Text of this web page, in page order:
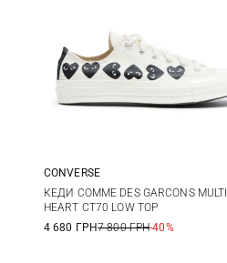
8 8,5 9
CONVERSE
КЕДИ COMME DES GARCONS MULTI
HEART CT70 LOW TOP
4 680 ГРН7 800 ГРН-40%